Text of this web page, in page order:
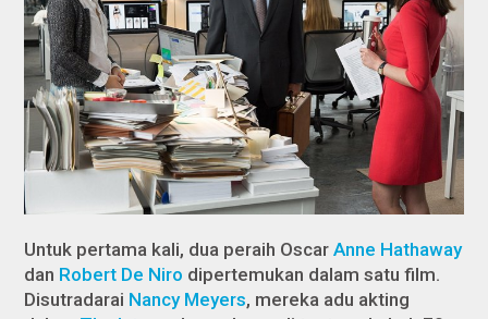
Untuk pertama kali, dua peraih OscarAnne Hathaway
dan Robert De Niro dipertemukan dalam satu film.
Disutradarai Nancy Meyers, mereka adu akting